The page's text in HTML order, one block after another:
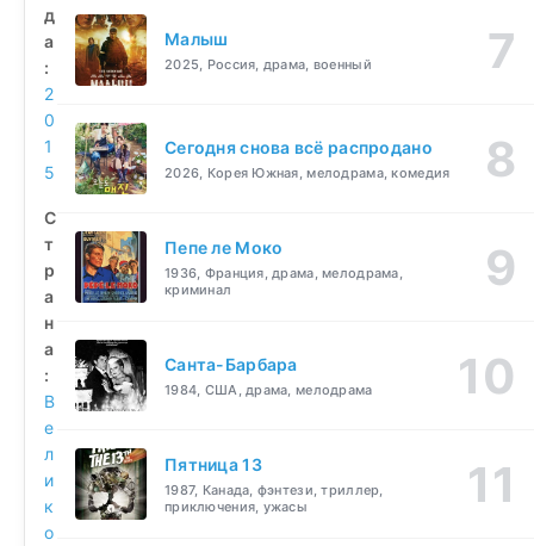
д
а
:
2
0
1
5
С
т
р
а
н
а
:
В
е
л
и
к
о
Малыш
2025, Россия, драма, военный
Сегодня снова всё распродано
2026, Корея Южная, мелодрама, комедия
Пепе ле Моко
1936, Франция, драма, мелодрама,
криминал
Санта-Барбара
1984, США, драма, мелодрама
Пятница 13
1987, Канада, фэнтези, триллер,
приключения, ужасы